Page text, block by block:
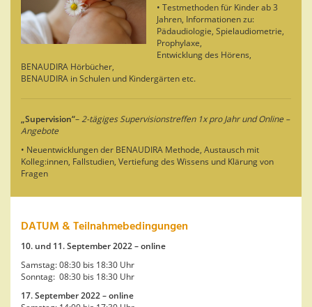
• Testmethoden für Kinder ab 3
Jahren, Informationen zu:
Pädaudiologie, Spielaudiometrie,
Prophylaxe,
Entwicklung des Hörens,
BENAUDIRA Hörbücher,
BENAUDIRA in Schulen und Kindergärten etc.
„Supervision“–2-tägiges Supervisionstreffen 1x pro Jahr und Online –
Angebote
• Neuentwicklungen der BENAUDIRA Methode, Austausch mit
Kolleg:innen, Fallstudien, Vertiefung des Wissens und Klärung von
Fragen
DATUM & Teilnahmebedingungen
10. und 11. September 2022 – online
Samstag: 08:30 bis 18:30 Uhr
Sonntag: 08:30 bis 18:30 Uhr
17. September 2022 – online